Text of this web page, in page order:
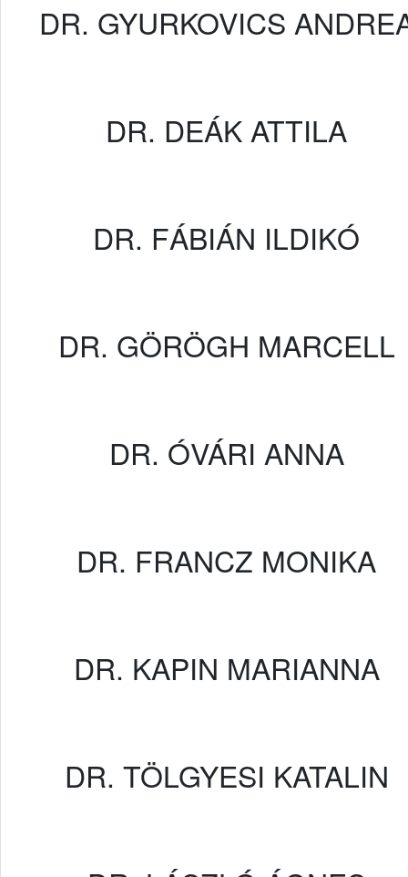
DR. GYURKOVICS
DR. DEÁK ATTILA
DR. FÁBIÁN ILDIKÓ
DR. GÖRÖGH MARCELL
DR. ÓVÁRI ANNA
DR. FRANCZ MONIKA
DR. KAPIN MARIANNA
DR. TÖLGYESI KATALIN